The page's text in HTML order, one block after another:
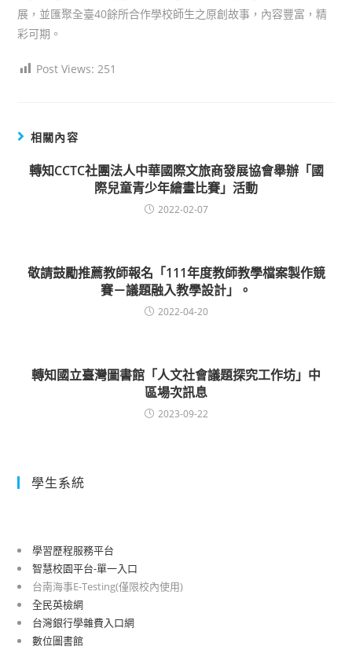
展，並匯聚全臺40餘所合作學校師生之原創故事，內容豐富，精
彩可期。
Post Views: 251
相關內容
轉知CCTC社團法人中華國際文旅商發展協會舉辦「國
際兒童青少年繪畫比賽」活動
2022-02-07
敬請鼓勵推薦教師報名「111年度教師教學檔案製作競
賽－議題融入教學設計」。
2022-04-20
轉知國立臺灣圖書館「人文社會議題探究工作坊」中
區場次訊息
2023-09-22
學生系統
學習歷程服務平台
智慧校園平台-單一入口
台南海事E-Testing(僅限校內使用)
全民英檢網
台灣銀行學雜費入口網
數位圖書館